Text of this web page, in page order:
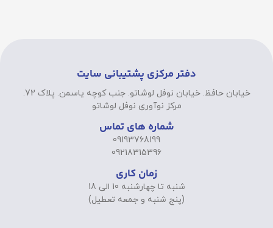
دفتر مرکزی پشتیبانی سایت
خیابان حافظ. خیابان نوفل لوشاتو. جنب کوچه یاسمن. پلاک 72.
مرکز نوآوری نوفل لوشاتو
شماره های تماس
09193768199
09218315396
زمان کاری
شنبه تا چهارشنبه 10 الی 18
(پنج شنبه و جمعه تعطیل)